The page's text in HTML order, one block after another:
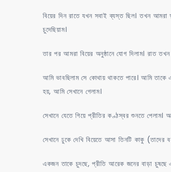
বিয়ের দিন রাতে যখন সবাই ব্যস্ত ছিল। তখন আমরা
চুদেছিয়াম।
তার পর আমরা বিয়ের অনুষ্ঠানে যোগ দিলাম। রাত
আমি ভাবছিলাম সে কোথায় থাকতে পারে। আমি তাকে
হয়, আমি সেখানে গেলাম।
সেখানে যেতে গিয়ে প্রীতির কণ্ঠস্বর শুনতে পেলাম।
সেখানে ঢুকে দেখি বিয়েতে আসা তিনটি কাকু
একজন তাকে চুদছে, প্রীতি আরেক জনের বাড়া চুষছে